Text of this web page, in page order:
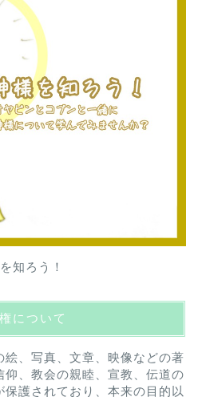
知ろう！
について
、写真、文章、映像などの著
、教会の親睦、宣教、伝道の
護されており、本来の目的以